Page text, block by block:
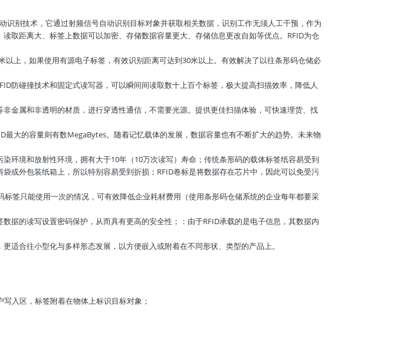
别技术，它通过射频信号自动识别目标对象并获取相关数据，识别工作无须人工干预，作为
取距离大、标签上数据可以加密、存储数据容量更大、存储信息更改自如等优点。RFID为仓
上，如果使用有源电子标签，有效识别距离可达到30米以上。有效解决了以往条形码仓储必
防碰撞技术和固定式读写器，可以瞬间间读取数十上百个标签，极大提高扫描效率，降低人
金属和非透明的材质，进行穿透性通信，不需要光源。提供更佳扫描体验，可快速理货、找
大的容量则有数MegaBytes。随着记忆载体的发展，数据容量也有不断扩大的趋势。未来物
环境和放射性环境，拥有大于10年（10万次读写）寿命；传统条形码的载体标签纸容易受到
或外包装纸箱上，所以特别容易受到折损；RFID卷标是将数据存在芯片中，因此可以免受污
签只能使用一次的情况，可有效降低企业耗材费用（使用条形码仓储系统的企业每年都要采
据的读写设置密码保护，从而具有更高的安全性；：由于RFID承载的是电子信息，其数据内
适合往小型化与多样形态发展，以方便嵌入或附着在不同形状、类型的产品上。
入区，标签附着在物体上标识目标对象；